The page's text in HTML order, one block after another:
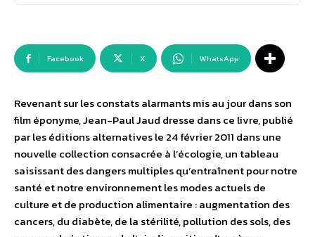
Facebook X WhatsApp
Revenant sur les constats alarmants mis au jour dans son
film éponyme, Jean-Paul Jaud dresse dans ce livre, publié
par les éditions alternatives le 24 février 2011 dans une
nouvelle collection consacrée à l’écologie, un tableau
saisissant des dangers multiples qu’entraînent pour notre
santé et notre environnement les modes actuels de
culture et de production alimentaire : augmentation des
cancers, du diabète, de la stérilité, pollution des sols, des